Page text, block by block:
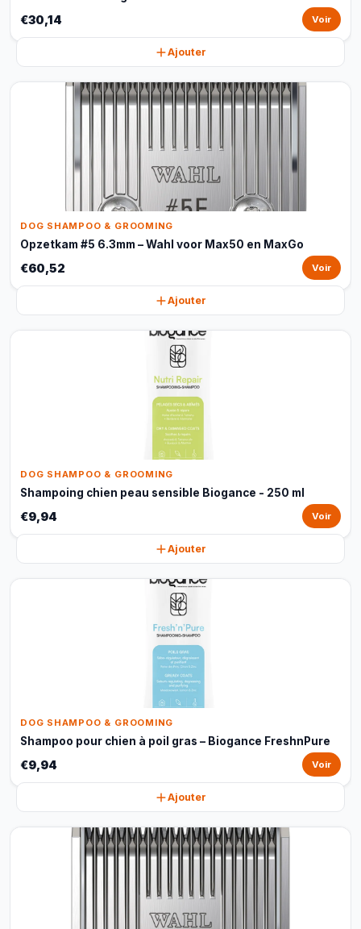
€30,14 Voir
Ajouter
DOG SHAMPOO & GROOMING
Opzetkam #5 6.3mm – Wahl voor Max50 en MaxGo
€60,52 Voir
Ajouter
DOG SHAMPOO & GROOMING
Shampoing chien peau sensible Biogance - 250 ml
€9,94 Voir
Ajouter
DOG SHAMPOO & GROOMING
Shampoo pour chien à poil gras – Biogance FreshnPure
€9,94 Voir
Ajouter